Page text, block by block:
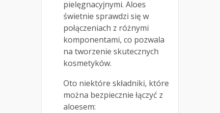
pielęgnacyjnymi. Aloes
świetnie sprawdzi się w
połączeniach z różnymi
komponentami, co pozwala
na tworzenie skutecznych
kosmetyków.
Oto niektóre składniki, które
można bezpiecznie łączyć z
aloesem: